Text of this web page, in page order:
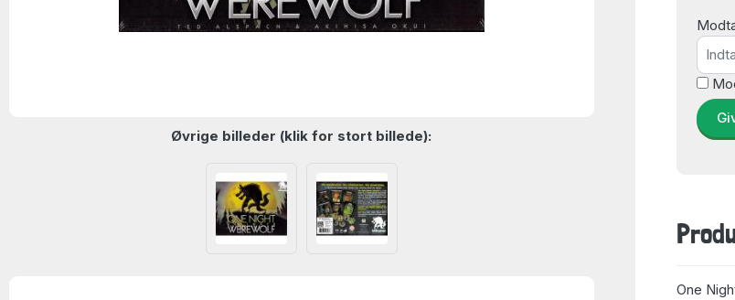
Øvrige billeder (klik for stort billede):
One